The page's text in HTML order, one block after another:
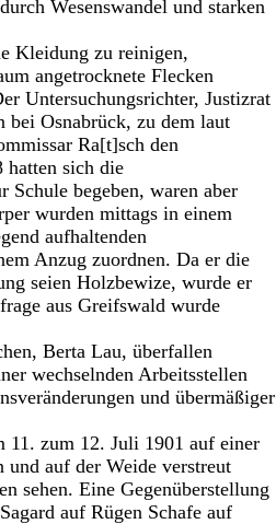
Wesenswandel und starken
Kleidung zu reinigen,
angetrocknete Flecken
Untersuchungsrichter, Justizrat
bei Osnabrück, zu dem laut
Ra[t]sch den
hatten sich die
Schule begeben, waren aber
wurden mittags in einem
aufhaltenden
Anzug zuordnen. Da er die
seien Holzbewize, wurde er
aus Greifswald wurde
Berta Lau, überfallen
wechselnden Arbeitsstellen
und übermäßiger
11. zum 12. Juli 1901 auf einer
und auf der Weide verstreut
sehen. Eine Gegenüberstellung
auf Rügen Schafe auf